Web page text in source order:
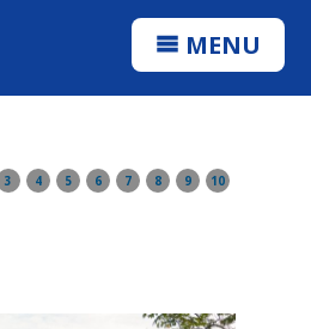
MENU
3 4 5 6 7 8 9 10